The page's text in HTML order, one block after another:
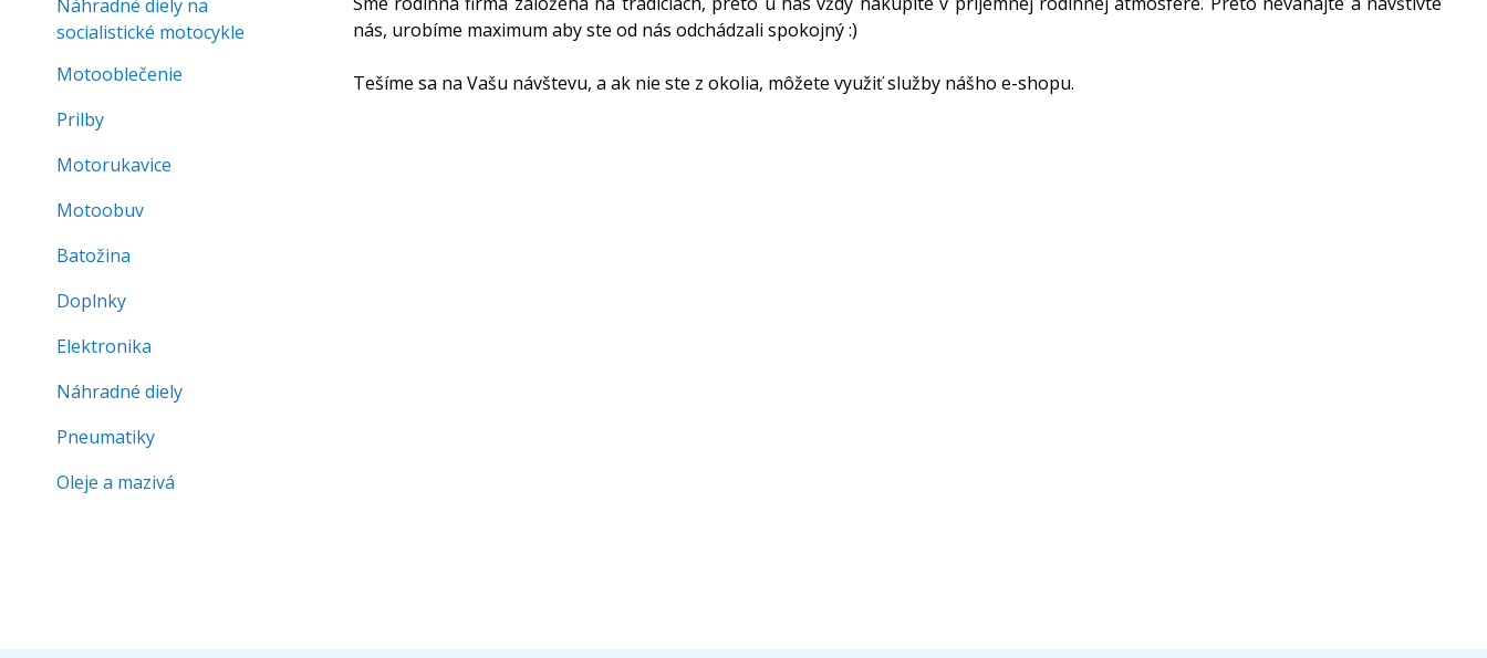
nás, urobíme maximum aby ste od nás odchádzali spokojný :)
Tešíme sa na Vašu návštevu, a ak nie ste z okolia, môžete využiť služby nášho e-shopu.
Náhradné diely na
socialistické motocykle
Motooblečenie
Prilby
Motorukavice
Motoobuv
Batožina
Doplnky
Elektronika
Náhradné diely
Pneumatiky
Oleje a mazivá